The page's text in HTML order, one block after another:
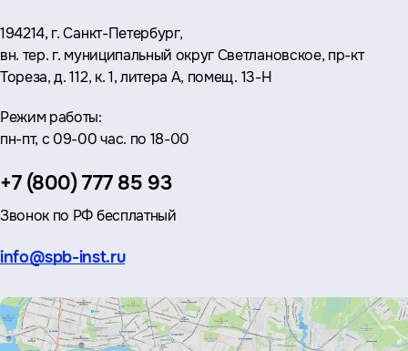
Адрес:
194214, г. Санкт-Петербург,
вн. тер. г. муниципальный округ Светлановское, пр-кт
Тореза, д. 112, к. 1, литера А, помещ. 13-Н
Режим работы:
пн-пт, с 09-00 час. по 18-00
Телефон:
+7 (800) 777 85 93
Звонок по РФ бесплатный
Эл.
info@spb-inst.ru